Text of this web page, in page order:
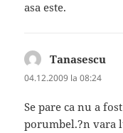
asa este.
Tanasescu
04.12.2009 la 08:24
Se pare ca nu a
porumbel.?n vara